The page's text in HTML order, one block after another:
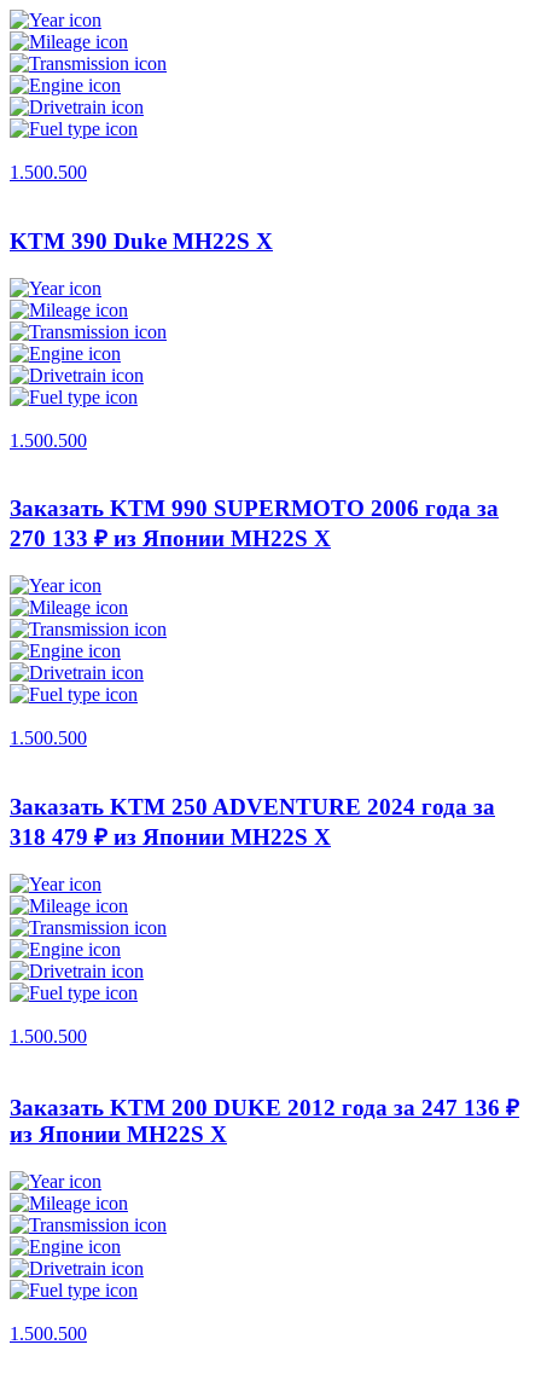
1.500.500
KTM 390 Duke MH22S X
1.500.500
Заказать KTM 990 SUPERMOTO 2006 года за
270 133 ₽ из Японии MH22S X
1.500.500
Заказать KTM 250 ADVENTURE 2024 года за
318 479 ₽ из Японии MH22S X
1.500.500
Заказать KTM 200 DUKE 2012 года за 247 136 ₽
из Японии MH22S X
1.500.500